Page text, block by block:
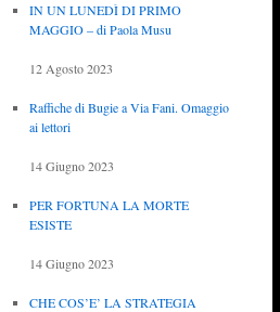
IN UN LUNEDÌ DI PRIMO
MAGGIO – di Paola Musu
12 Agosto 2023
Raffiche di Bugie a Via Fani. Omaggio
ai lettori
14 Giugno 2023
PER FORTUNA LA MORTE
ESISTE
14 Giugno 2023
CHE COS’E’ LA STRATEGIA